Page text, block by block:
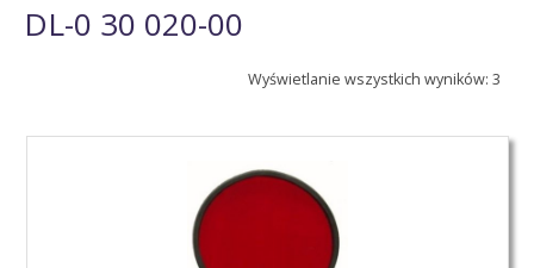
DL-0 30 020-00
Wyświetlanie wszystkich wyników: 3